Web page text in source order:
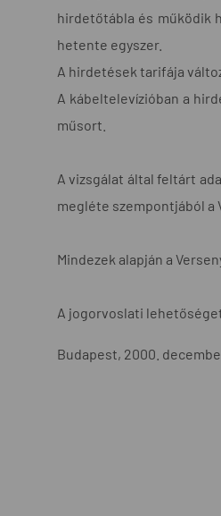
hirdetőtábla és működik
hetente egyszer.
A hirdetések tarifája
A kábeltelevízióban a
műsort.
A vizsgálat által feltárt
megléte szempontjából a
Mindezek alapján a
A jogorvoslati lehetőséget
Budapest, 2000.